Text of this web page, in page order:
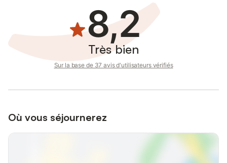
8,2
Très bien
Sur la base de 37 avis d'utilisateurs vérifiés
Où vous séjournerez